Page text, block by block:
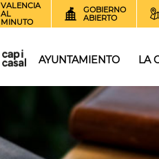
VALENCIA
AL
MINUTO
GOBIERNO
ABIERTO
AYUNTAMIENTO LA